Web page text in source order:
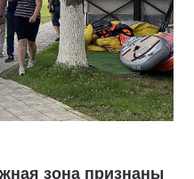
зона признаны